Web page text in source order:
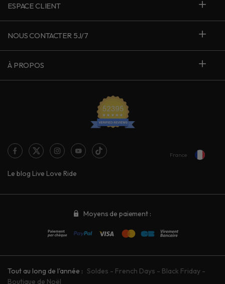
ESPACE CLIENT
NOUS CONTACTER 5J/7
À PROPOS
Le blog Live Love Ride
France
Moyens de paiement :
Tout au long de l'année : Soldes - French Days - Black Friday -
Boutique de Noël